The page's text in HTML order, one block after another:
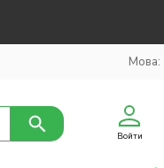
Мова:
Войти